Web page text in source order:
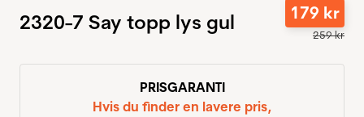
2320-7 Say topp lys gul 179 kr
259kr
PRISGARANTI
Hvis du finder en lavere pris,